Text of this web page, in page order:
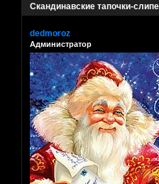
Скандинавские тапочки-
dedmoroz
Администратор